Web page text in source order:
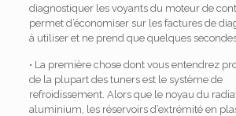
diagnostiquer les voyants du moteur de
permet d’économiser sur les factures de
à utiliser et ne prend que quelques
• La première chose dont vous entendrez
de la plupart des tuners est le système de
refroidissement. Alors que le noyau du
aluminium, les réservoirs d’extrémité en